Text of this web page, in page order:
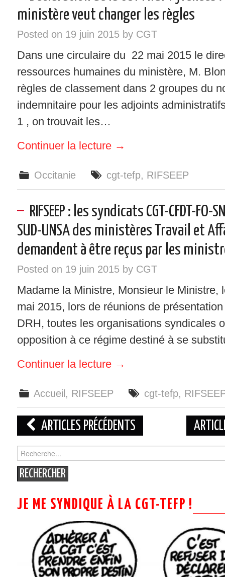
ministère veut changer les règles
Posted on 19 juin 2015by CGT
Dans une circulaire du 22 mai 2015 le
ressources humaines du ministère, M.
règles de classement dans 2 groupes du
indemnitaire pour les adjoints
1 , on trouvait les…
Continuer la lecture →
Occitanie cgt-tefp, RIFSEEP
RIFSEEP : les syndicats CGT-CFDT-FO-
SUD-UNSA des ministères Travail et
demandent à être reçus par les
Posted on 19 juin 2015by CGT
Madame la Ministre, Monsieur le Ministre,
mai 2015, lors de réunions de
DRH, toutes les organisations syndicales
opposition à ce régime destiné à se
Continuer la lecture →
Accueil , RIFSEEP cgt-tefp,
Navigation
des
articles
ARTICLES PRÉCÉDENTS
Search
for:
JE ME SYNDIQUE À LA CGT-TEFP !